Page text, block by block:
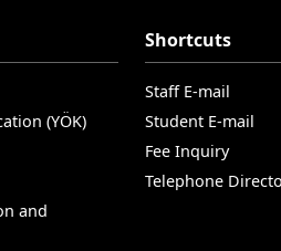
(YÖK)
and
Shortcuts
Staff E-mail
Student E-mail
Fee Inquiry
Telephone